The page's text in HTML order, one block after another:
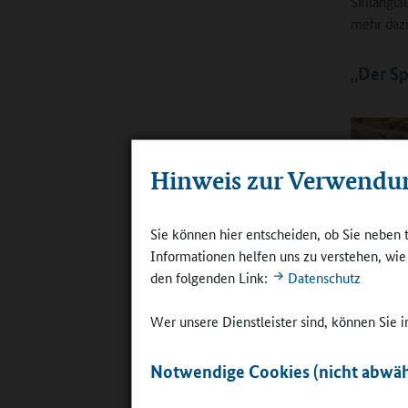
Hinweis zur
Sie können hier entscheiden, ob Sie
Informationen helfen uns zu verstehen,
den folgenden Link:
Datenschutz
Wer unsere Dienstleister sind, können Sie
Notwendige Cookies (nicht
mehr
„Der
Ebenfalls
©Schule
auf rund
Sein